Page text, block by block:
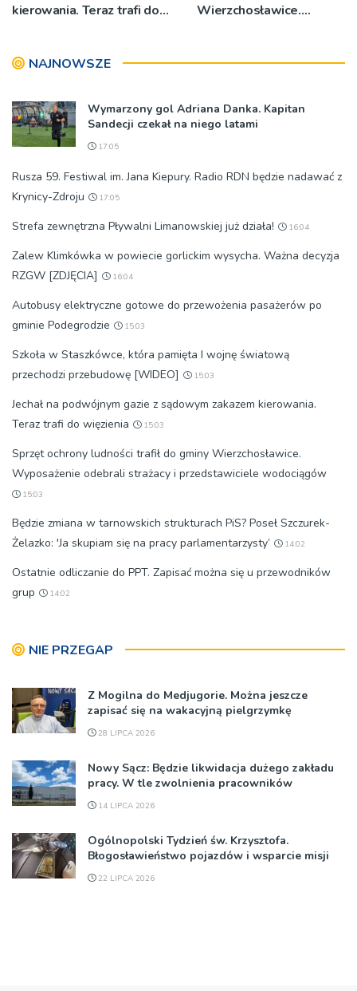
kierowania. Teraz trafi do
Wierzchosławice.
NAJNOWSZE
Wymarzony gol Adriana Danka. Kapitan
Sandecji czekał na niego latami
17:05
Rusza 59. Festiwal im. Jana Kiepury. Radio RDN będzie nadawać z
Krynicy-Zdroju
17:05
Strefa zewnętrzna Pływalni Limanowskiej już działa! 16:04
Zalew Klimkówka w powiecie gorlickim wysycha. Ważna decyzja
RZGW [ZDJĘCIA]
16:04
Autobusy elektryczne gotowe do przewożenia pasażerów po
gminie Podegrodzie
15:03
Szkoła w Staszkówce, która pamięta I wojnę światową
przechodzi przebudowę [WIDEO]
15:03
Jechał na podwójnym gazie z sądowym zakazem kierowania.
Teraz trafi do więzienia
15:03
Sprzęt ochrony ludności trafił do gminy Wierzchosławice.
Wyposażenie odebrali strażacy i przedstawiciele wodociągów
15:03
Będzie zmiana w tarnowskich strukturach PiS? Poseł Szczurek-
Żelazko: 'Ja skupiam się na pracy parlamentarzysty’
14:02
Ostatnie odliczanie do PPT. Zapisać można się u przewodników
grup
14:02
NIE PRZEGAP
Z Mogilna do Medjugorie. Można jeszcze
zapisać się na wakacyjną pielgrzymkę
28 LIPCA 2026
Nowy Sącz: Będzie likwidacja dużego zakładu
pracy. W tle zwolnienia pracowników
14 LIPCA 2026
Ogólnopolski Tydzień św. Krzysztofa.
Błogosławieństwo pojazdów i wsparcie misji
22 LIPCA 2026